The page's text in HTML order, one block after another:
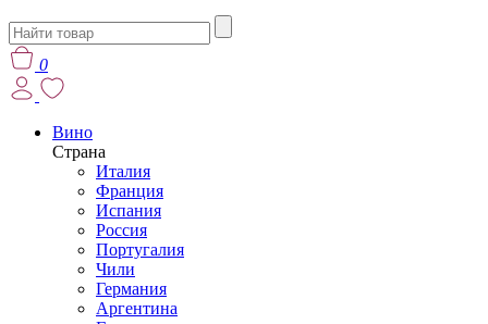
0
Вино
Страна
Италия
Франция
Испания
Россия
Португалия
Чили
Германия
Аргентина